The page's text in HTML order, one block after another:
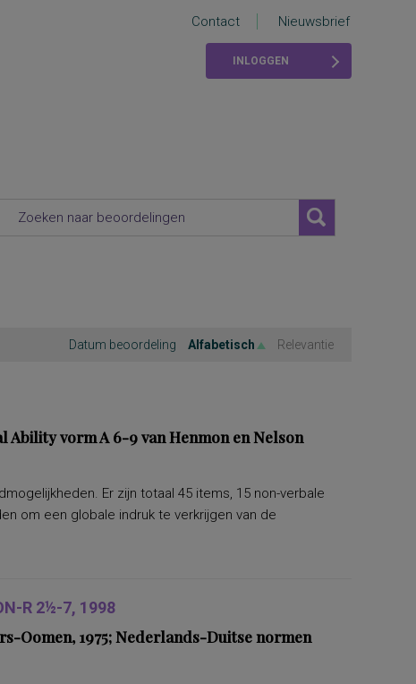
Contact Nieuwsbrief
INLOGGEN
Datum beoordeling Alfabetisch Relevantie
vorm A 6-9 van Henmon en Nelson
Er zijn totaal 45 items, 15 non-verbale
om een globale indruk te verkrijgen van de
R 2½-7, 1998
Oomen, 1975; Nederlands-Duitse normen